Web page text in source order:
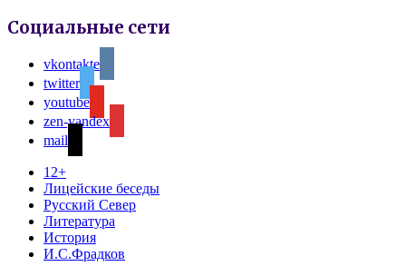
Социальные сети
vkontakte
twitter
youtube
zen-yandex
mail
12+
Лицейские беседы
Русский Север
Литература
История
И.С.Фрадков